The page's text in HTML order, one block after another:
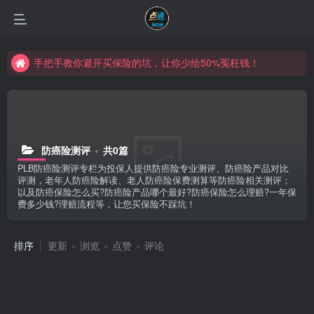
手把手教你避开买保险的坑，让你少给50%冤枉钱！
防癌险测评 共0篇
PLB防癌险测评专栏为投保人提供防癌险专业测评、防癌险产品对比
评测，老年人防癌险解读、老人防癌险保费测算等防癌险相关测评；
以及防癌保险怎么买?防癌险产品哪个最好?防癌保险怎么理赔?一年保
费多少钱?理赔流程等，让您买保险不踩坑！
排序 更新 浏览 点赞 评论